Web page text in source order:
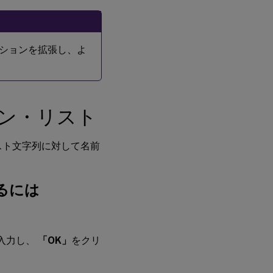
ョンを拡張し、よ
・リスト
文字列に対して名前
には
力し、 「OK」 をクリ